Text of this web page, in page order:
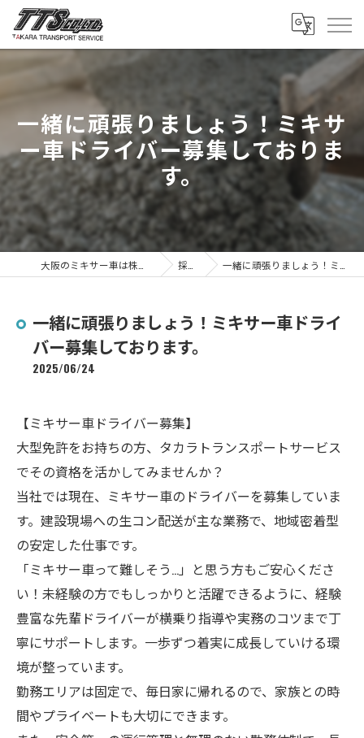
一緒に頑張りましょう！ミキサ
ー車ドライバー募集しておりま
す。
採用ブログ 一緒に頑張りましょう！ミキサー車ドライバー募集しております。
一緒に頑張りましょう！ミキサー車ドライ
バー募集しております。
2025/06/24
【ミキサー車ドライバー募集】
大型免許をお持ちの方、タカラトランスポートサービス
でその資格を活かしてみませんか？
当社では現在、ミキサー車のドライバーを募集していま
す。建設現場への生コン配送が主な業務で、地域密着型
の安定した仕事です。
「ミキサー車って難しそう…」と思う方もご安心くださ
い！未経験の方でもしっかりと活躍できるように、経験
豊富な先輩ドライバーが横乗り指導や実務のコツまで丁
寧にサポートします。一歩ずつ着実に成長していける環
境が整っています。
勤務エリアは固定で、毎日家に帰れるので、家族との時
間やプライベートも大切にできます。